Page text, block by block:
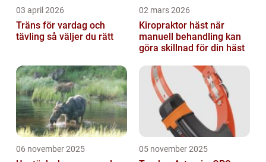
03 april 2026
Träns för vardag och
tävling så väljer du rätt
02 mars 2026
Kiropraktor häst när
manuell behandling kan
göra skillnad för din häst
06 november 2025 05 november 2025